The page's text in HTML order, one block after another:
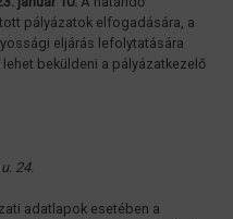
pályázatok elfogadására, a
eljárás lefolytatására
beküldeni a pályázatkezelő
24.
adatlapok esetében a